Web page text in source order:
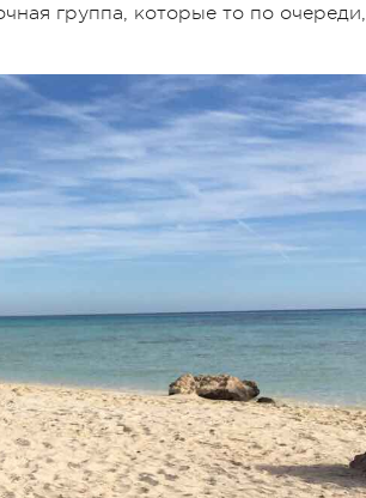
группа, которые то по очереди,